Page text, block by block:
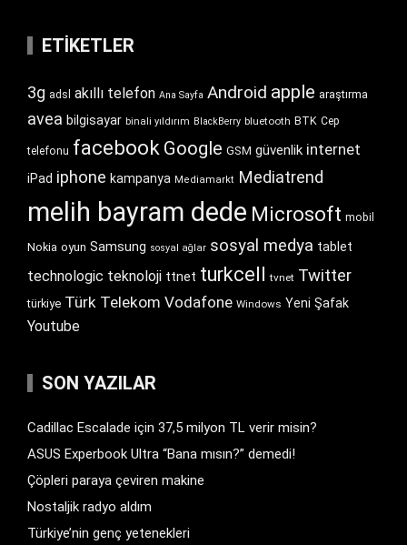
ETIKETLER
3g adsl akıllı telefon Ana Sayfa Android apple araştırma
avea bilgisayar binali yıldırım BlackBerry bluetooth BTK Cep
telefonu facebook Google GSM güvenlik internet
iPad iphone kampanya Mediamarkt Mediatrend
melih bayram dede Microsoft mobil
Nokia oyun Samsung sosyal ağlar sosyal medya tablet
technologic teknoloji ttnet turkcell tvnet Twitter
türkiye Türk Telekom Vodafone Windows Yeni Şafak
Youtube
SON YAZILAR
Cadillac Escalade için 37,5 milyon TL verir misin?
ASUS Experbook Ultra “Bana mısın?” demedi!
Çöpleri paraya çeviren makine
Nostaljik radyo aldım
Türkiye’nin genç yetenekleri